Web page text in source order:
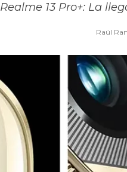
Realme 13 Pro+: La
Raúl